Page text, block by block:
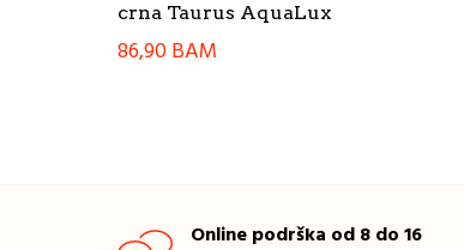
crna Taurus AquaLux
86,90BAM
Online podrška od 8 do 16